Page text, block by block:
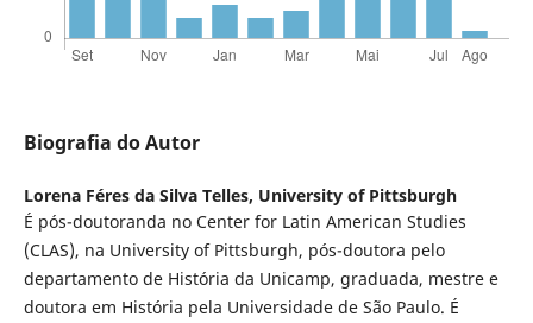
Biografia do Autor
Lorena Féres da Silva Telles, University of Pittsburgh
É pós-doutoranda no Center for Latin American Studies
(CLAS), na University of Pittsburgh, pós-doutora pelo
departamento de História da Unicamp, graduada, mestre e
doutora em História pela Universidade de São Paulo. É